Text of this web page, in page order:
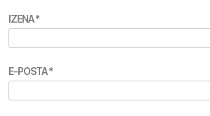
IZENA*
E-POSTA*